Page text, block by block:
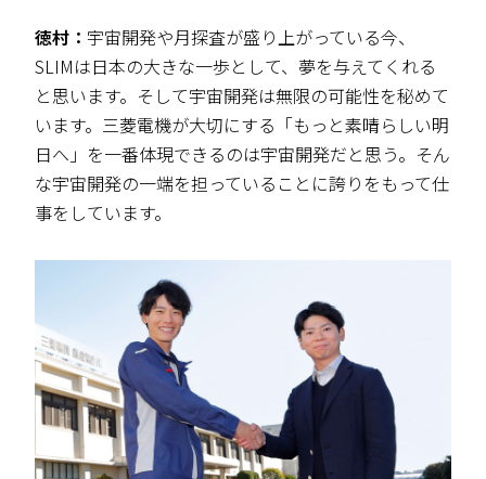
徳村： 宇宙開発や月探査が盛り上がっている今、
SLIMは日本の大きな一歩として、夢を与えてくれる
と思います。そして宇宙開発は無限の可能性を秘めて
います。三菱電機が大切にする「もっと素晴らしい明
日へ」を一番体現できるのは宇宙開発だと思う。そん
な宇宙開発の一端を担っていることに誇りをもって仕
事をしています。